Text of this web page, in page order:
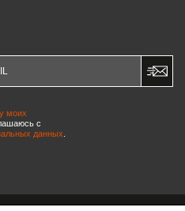
моих
c
данных